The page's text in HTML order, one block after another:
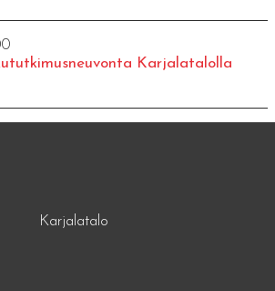
Karjalatalolla
Karjalatalo